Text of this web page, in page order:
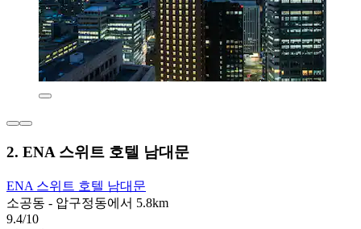
2. ENA 스위트 호텔 남대문
ENA 스위트 호텔 남대문
소공동 - 압구정동에서 5.8km
9.4/10